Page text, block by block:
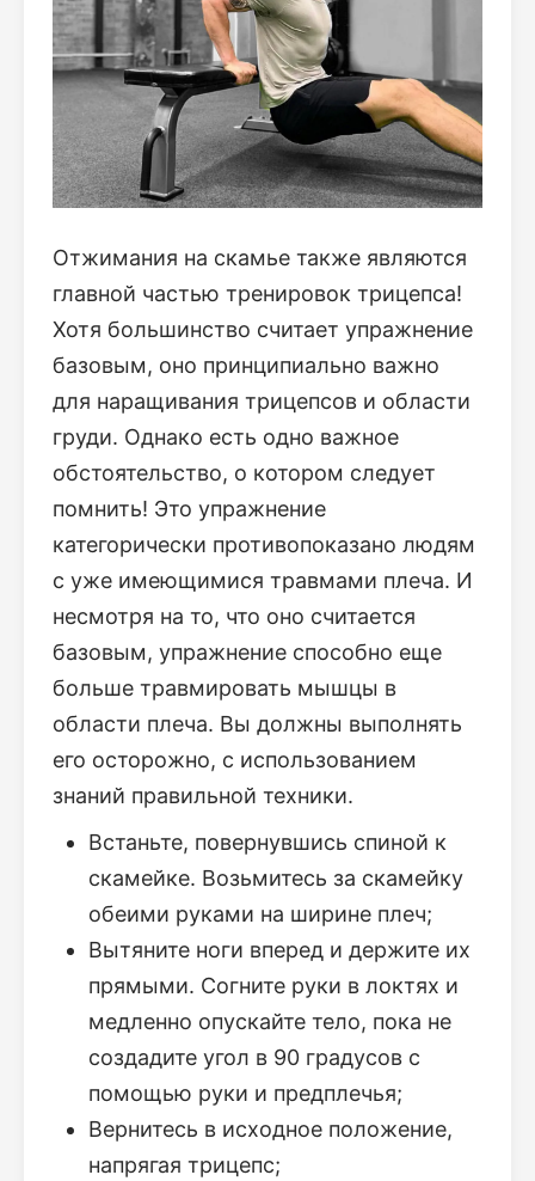
Отжимания на скамье также являются
главной частью тренировок трицепса!
Хотя большинство считает упражнение
базовым, оно принципиально важно
для наращивания трицепсов и области
груди. Однако есть одно важное
обстоятельство, о котором следует
помнить! Это упражнение
категорически противопоказано людям
с уже имеющимися травмами плеча. И
несмотря на то, что оно считается
базовым, упражнение способно еще
больше травмировать мышцы в
области плеча. Вы должны выполнять
его осторожно, с использованием
знаний правильной техники.
Встаньте, повернувшись спиной к
скамейке. Возьмитесь за скамейку
обеими руками на ширине плеч;
Вытяните ноги вперед и держите их
прямыми. Согните руки в локтях и
медленно опускайте тело, пока не
создадите угол в 90 градусов с
помощью руки и предплечья;
Вернитесь в исходное положение,
напрягая трицепс;